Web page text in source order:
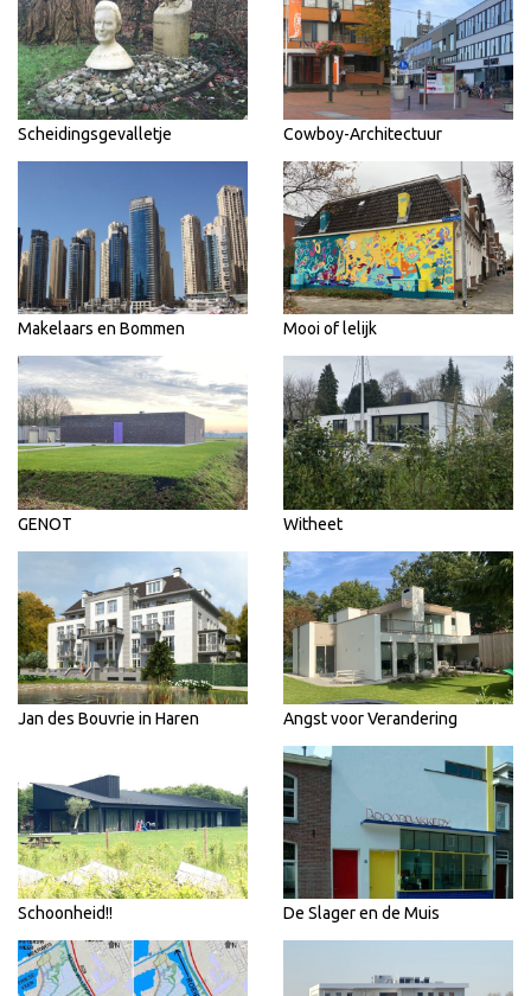
Scheidingsgevalletje Cowboy-Architectuur
Makelaars en Bommen Mooi of lelijk
GENOT Witheet
Jan des Bouvrie in Haren Angst voor Verandering
Schoonheid!! De Slager en de Muis